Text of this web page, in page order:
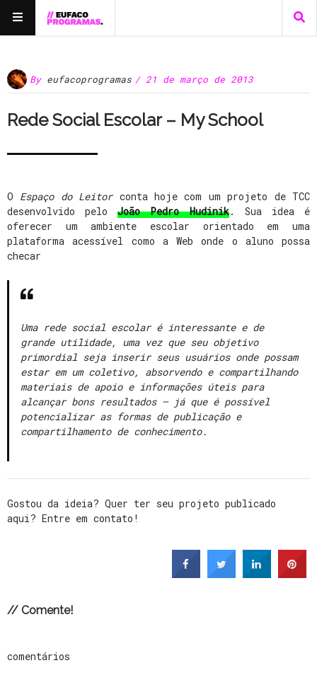
By eufacoprogramas / 21 de março de 2013
Rede Social Escolar – My School
O Espaço do Leitorconta hoje com um projeto de TCC
desenvolvido peloJoão Pedro Hudinik. Sua idea é
oferecer um ambiente escolar orientado em uma
plataforma acessível como a Web onde o aluno possa
checar
Uma rede social escolar é interessante e de
grande utilidade, uma vez que seu objetivo
primordial seja inserir seus usuários onde possam
estar em um coletivo, absorvendo e compartilhando
materiais de apoio e informações úteis para
alcançar bons resultados – já que é possível
potencializar as formas de publicação e
compartilhamento de conhecimento.
Gostou da ideia? Quer ter seu projeto publicado
aqui? Entre em contato!
// Comente!
comentários